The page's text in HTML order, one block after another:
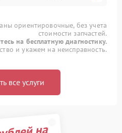
ориентировочные, без учета
стоимости запчастей.
на бесплатную диагностику.
и укажем на неисправность.
все услуги